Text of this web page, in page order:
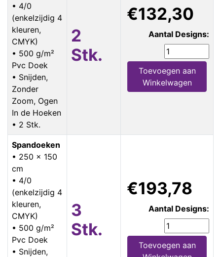
• 4/0
(enkelzijdig 4
kleuren,
CMYK)
• 500 g/m²
Pvc Doek
• Snijden,
Zonder
Zoom, Ogen
In de Hoeken
• 2 Stk.
2
Stk.
€132,30
Aantal Designs:
Toevoegen aan
Winkelwagen
Spandoeken
• 250 x 150
cm
• 4/0
(enkelzijdig 4
kleuren,
CMYK)
• 500 g/m²
Pvc Doek
• Snijden,
3
Stk.
€193,78
Aantal Designs:
Toevoegen aan